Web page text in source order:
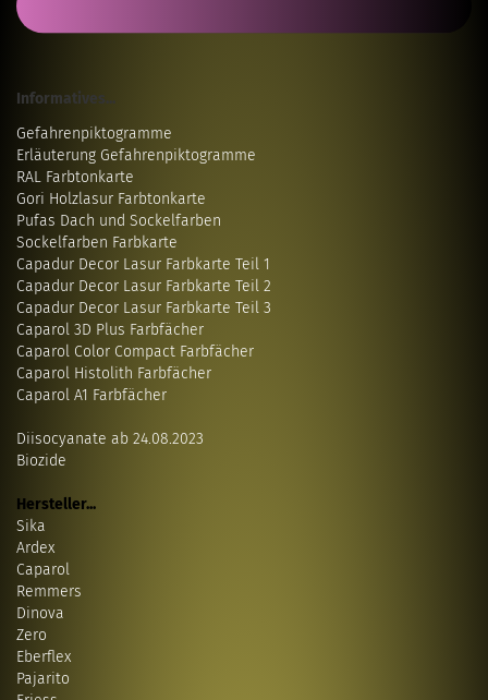
Informatives...
Gefahrenpiktogramme
Erläuterung Gefahrenpiktogramme
RAL Farbtonkarte
Gori Holzlasur Farbtonkarte
Pufas Dach und Sockelfarben
Sockelfarben Farbkarte
Capadur Decor Lasur Farbkarte Teil 1
Capadur Decor Lasur Farbkarte Teil 2
Capadur Decor Lasur Farbkarte Teil 3
Caparol 3D Plus Farbfächer
Caparol Color Compact Farbfächer
Caparol Histolith Farbfächer
Caparol A1 Farbfächer
Diisocyanate ab 24.08.2023
Biozide
Hersteller...
Sika
Ardex
Caparol
Remmers
Dinova
Zero
Eberflex
Pajarito